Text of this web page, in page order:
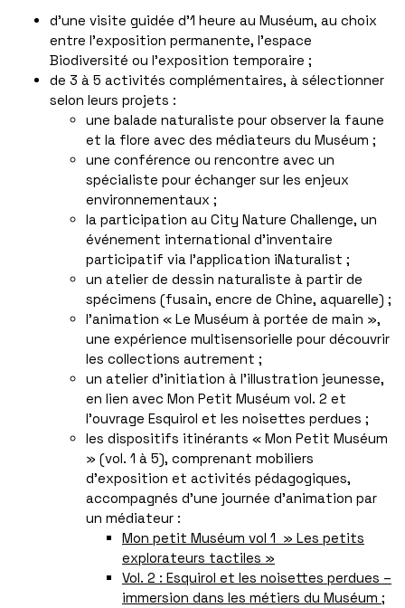
d’une visite guidée d’1 heure au Muséum, au choix
entre l’exposition permanente, l’espace
Biodiversité ou l’exposition temporaire ;
de 3 à 5 activités complémentaires, à sélectionner
selon leurs projets :
une balade naturaliste pour observer la faune
et la flore avec des médiateurs du Muséum ;
une conférence ou rencontre avec un
spécialiste pour échanger sur les enjeux
environnementaux ;
la participation au City Nature Challenge, un
événement international d’inventaire
participatif via l’application iNaturalist ;
un atelier de dessin naturaliste à partir de
spécimens (fusain, encre de Chine, aquarelle) ;
l’animation « Le Muséum à portée de main »,
une expérience multisensorielle pour découvrir
les collections autrement ;
un atelier d’initiation à l’illustration jeunesse,
en lien avec Mon Petit Muséum vol. 2 et
l’ouvrage Esquirol et les noisettes perdues ;
les dispositifs itinérants « Mon Petit Muséum
» (vol. 1 à 5), comprenant mobiliers
d’exposition et activités pédagogiques,
accompagnés d’une journée d’animation par
un médiateur :
Mon petit Muséum vol 1 » Les petits
explorateurs tactiles »
Vol. 2 : Esquirol et les noisettes perdues –
immersion dans les métiers du Muséum ;